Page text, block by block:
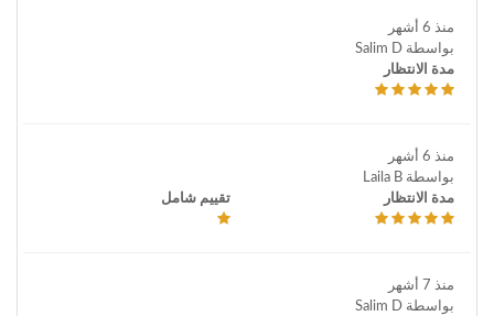
منذ 6 أشهر
بواسطة Salim D
مدة الانتظار
منذ 6 أشهر
بواسطة Laila B
مدة الانتظار
تقييم شامل
منذ 7 أشهر
بواسطة Salim D